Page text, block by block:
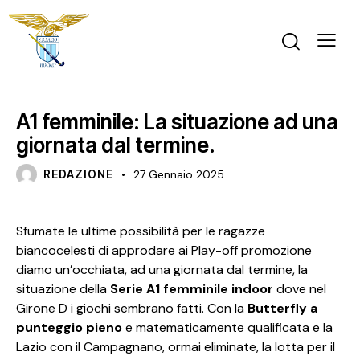
A1 femminile: La situazione ad una
giornata dal termine.
REDAZIONE 27 Gennaio 2025
Sfumate le ultime possibilità per le ragazze
biancocelesti di approdare ai Play-off promozione
diamo un’occhiata, ad una giornata dal termine, la
situazione della Serie A1 femminile indoor dove nel
Girone D i giochi sembrano fatti. Con la Butterfly a
punteggio pienoe matematicamente qualificata e la
Lazio con il Campagnano, ormai eliminate, la lotta per il